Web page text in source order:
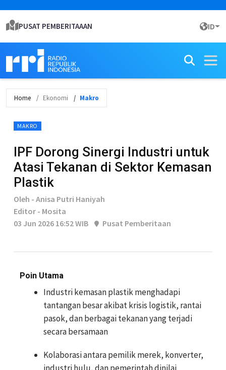
PUSAT PEMBERITAAAN ID
Home Ekonomi Makro
MAKRO
IPF Dorong Sinergi Industri untuk
Atasi Tekanan di Sektor Kemasan
Plastik
Oleh - Anisa Putri Haniyah
Editor - Mosita
03 Jun 2026 16:52 WIB
Pusat Pemberitaan
Poin Utama
Industri kemasan plastik menghadapi
tantangan besar akibat krisis logistik, rantai
pasok, dan berbagai tekanan yang terjadi
secara bersamaan
Kolaborasi antara pemilik merek, konverter,